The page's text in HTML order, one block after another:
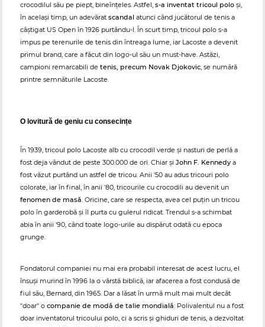
crocodilul său pe piept, bineînțeles. Astfel, s-a inventat tricoul polo și,
în același timp, un adevărat scandal atunci când jucătorul de tenis a
câștigat US Open în 1926 purtându-l. În scurt timp, tricoul polo s-a
impus pe terenurile de tenis din întreaga lume, iar Lacoste a devenit
primul brand, care a făcut din logo-ul său un must-have. Astăzi,
campioni remarcabili de tenis, precum Novak Djokovic, se numără
printre semnăturile Lacoste.
O lovitură de geniu cu consecințe
În 1939, tricoul polo Lacoste alb cu crocodil verde și nasturi de perlă a
fost deja vândut de peste 300.000 de ori. Chiar și John F. Kennedy a
fost văzut purtând un astfel de tricou. Anii '50 au adus tricouri polo
colorate, iar în final, în anii '80, tricourile cu crocodili au devenit un
fenomen de masă. Oricine, care se respecta, avea cel puțin un tricou
polo în garderobă și îl purta cu gulerul ridicat. Trendul s-a schimbat
abia în anii '90, când toate logo-urile au dispărut odată cu epoca
grunge.
Fondatorul companiei nu mai era probabil interesat de acest lucru, el
însuși murind în 1996 la o vârstă biblică, iar afacerea a fost condusă de
fiul său, Bernard, din 1965. Dar a lăsat în urmă mult mai mult decât
"doar" o companie de modă de talie mondială: Polivalentul nu a fost
doar inventatorul tricoului polo, ci a scris și ghiduri de tenis, a dezvoltat